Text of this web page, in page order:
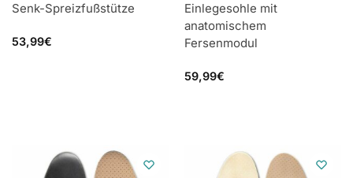
Senk-Spreizfußstütze
53,99€
Einlegesohle mit
anatomischem
Fersenmodul
59,99€